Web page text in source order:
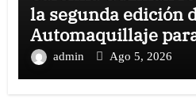
la segunda edición
Automaquillaje
admin Ago 5, 2026